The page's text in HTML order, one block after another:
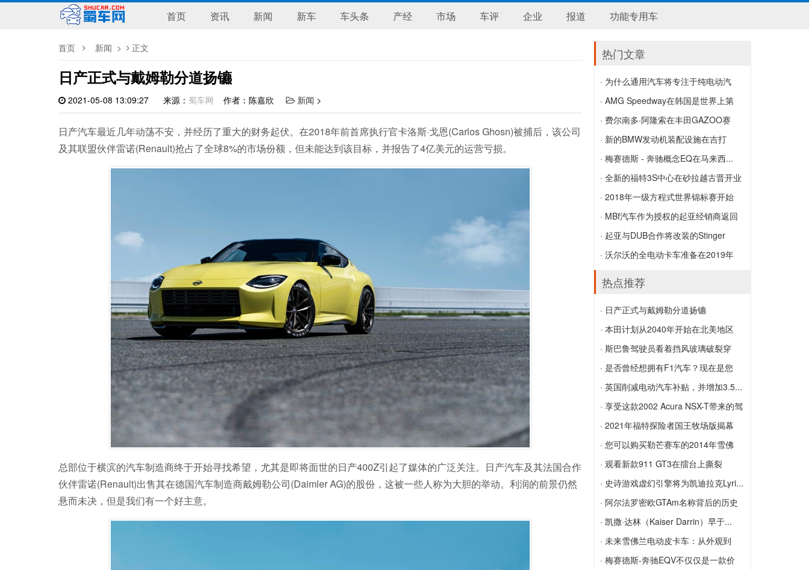
首页 资讯 新闻 新车 车头条 产经 市场 车评 企业 报道 功能专用车
首页 新闻 > 正文
日产正式与戴姆勒分道扬镳
2021-05-08 13:09:27 来源： 蜀车网 作者：陈嘉欣 新闻 >
日产汽车最近几年动荡不安，并经历了重大的财务起伏。在2018年前首席执行官卡洛斯·戈恩(Carlos Ghosn)被捕后，该公司
及其联盟伙伴雷诺(Renault)抢占了全球8%的市场份额，但未能达到该目标，并报告了4亿美元的运营亏损。
总部位于横滨的汽车制造商终于开始寻找希望，尤其是即将面世的日产400Z引起了媒体的广泛关注。日产汽车及其法国合作
伙伴雷诺(Renault)出售其在德国汽车制造商戴姆勒公司(Daimler AG)的股份，这被一些人称为大胆的举动。利润的前景仍然
悬而未决，但是我们有一个好主意。
热门文章
· 为什么通用汽车将专注于纯电动汽
车...
为什么通用汽车将专注于纯电动汽车而不
是混合动力汽车
· AMG Speedway在韩国是世界上第
一...
AMG Speedway在韩国是世界上第一个
拥有AMG品牌的赛道
· 费尔南多·阿隆索在丰田GAZOO赛
车...
费尔南多·阿隆索在丰田GAZOO赛车首次
参加WEC比赛中获胜
· 新的BMW发动机装配设施在吉打
Kulim开业
新的BMW发动机装配设施在吉打Kulim开
业
· 梅赛德斯 - 奔驰概念EQ在马来西...
梅赛德斯 - 奔驰概念EQ在马来西亚首次
亮相
· 全新的福特3S中心在砂拉越古晋开业
全新的福特3S中心在砂拉越古晋开业
· 2018年一级方程式世界锦标赛开始
从...
2018年一级方程式世界锦标赛开始从中
国的最后一轮向西移动
· MBf汽车作为授权的起亚经销商返回
MBf汽车作为授权的起亚经销商返回
· 起亚与DUB合作将改装的Stinger
GT...
K900带到SEMA
· 沃尔沃的全电动卡车准备在2019年
销售
热点推荐
· 日产正式与戴姆勒分道扬镳
日产正式与戴姆勒分道扬镳
· 本田计划从2040年开始在北美地区
销...
本田计划从2040年开始在北美地区销售
纯电动汽车
· 斯巴鲁驾驶员看着挡风玻璃破裂穿
越...
斯巴鲁驾驶员看着挡风玻璃破裂穿越了几
个州
· 是否曾经想拥有F1汽车？现在是您
的...
是否曾经想拥有F1汽车？现在是您的机
会，这款2019 Toro Rosso STR14
· 英国削减电动汽车补贴，并增加3.5...
英国削减电动汽车补贴，并增加3.5万英
镑的价格上限
· 享受这款2002 Acura NSX-T带来的驾
驶乐趣
享受这款2002 Acura NSX-T带来的驾驶
乐趣
· 2021年福特探险者国王牧场版揭幕
2021年福特探险者国王牧场版揭幕
· 您可以购买勒芒赛车的2014年雪佛
兰...
您可以购买勒芒赛车的2014年雪佛兰
Corvette C7.R
· 观看新款911 GT3在擂台上撕裂
观看新款911 GT3在擂台上撕裂
· 史诗游戏虚幻引擎将为凯迪拉克Lyri...
史诗游戏虚幻引擎将为凯迪拉克Lyriq信息
娱乐图形提供动力
· 阿尔法罗密欧GTAm名称背后的历史
阿尔法罗密欧GTAm名称背后的历史
· 凯撒·达林（Kaiser Darrin）早于...
凯撒·达林（Kaiser Darrin）早于时代，现
在可以抢夺它了
· 未来雪佛兰电动皮卡车：从外观到
技...
· 梅赛德斯-奔驰EQV不仅仅是一款价